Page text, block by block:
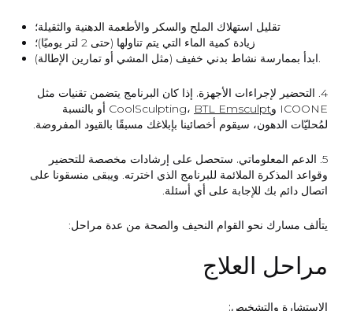
تقليل استهلاك الملح والسكر والأطعمة الدهنية والثقيلة؛
زيادة كمية الماء التي يتم تناولها (حتى 2 لتر يوميًا)؛
ابدأ بممارسة نشاط بدني خفيف (مثل المشي أو تمارين الإطالة).
4. التحضير لإجراءات الأجهزة. إذا كان البرنامج يتضمن تقنيات مثل
ICOONE وCoolSculpting،
BTL Emsculpt
أو بالنسبة
لمُحليّات الدهون، سيقوم أخصائينا بإبلاغك مسبقًا بالقيود المفروضة.
5. الدعم المعلوماتي. ستحصل على إرشادات مخصصة للتحضير
وقواعد المذكرة الملائمة للبرنامج الذي اخترته. ويبقى منسقونا على
اتصال دائم بك للإجابة على أي أسئلة.
يتألف مسارك نحو القوام النحيف والصحة من عدة مراحل:
مراحل العلاج
الاستشارة والتشخيص: